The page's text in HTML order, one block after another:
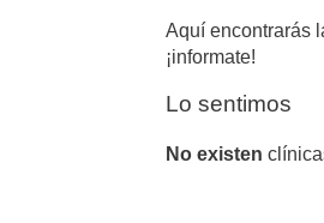
Aquí encontrarás
¡informate!
Lo sentimos
No existen